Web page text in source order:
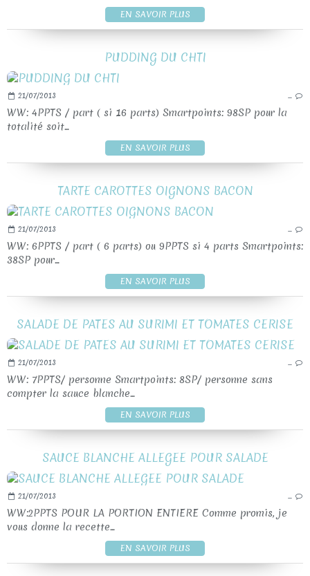
EN SAVOIR PLUS
PUDDING DU CHTI
21/07/2013 …
WW: 4PPTS / part ( si 16 parts) Smartpoints: 98SP pour la
totalité soit...
EN SAVOIR PLUS
TARTE CAROTTES OIGNONS BACON
21/07/2013 …
WW: 6PPTS / part ( 6 parts) ou 9PPTS si 4 parts Smartpoints:
38SP pour...
EN SAVOIR PLUS
SALADE DE PATES AU SURIMI ET TOMATES CERISE
21/07/2013 …
WW: 7PPTS/ personne Smartpoints: 8SP/ personne sans
compter la sauce blanche...
EN SAVOIR PLUS
SAUCE BLANCHE ALLEGEE POUR SALADE
21/07/2013 …
WW:2PPTS POUR LA PORTION ENTIERE Comme promis, je
vous donne la recette...
EN SAVOIR PLUS